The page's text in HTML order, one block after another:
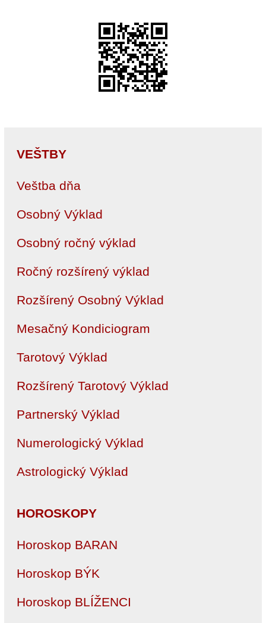
VEŠTBY
Veštba dňa
Osobný Výklad
Osobný ročný výklad
Ročný rozšírený výklad
Rozšírený Osobný Výklad
Mesačný Kondiciogram
Tarotový Výklad
Rozšírený Tarotový Výklad
Partnerský Výklad
Numerologický Výklad
Astrologický Výklad
HOROSKOPY
Horoskop BARAN
Horoskop BÝK
Horoskop BLÍŽENCI